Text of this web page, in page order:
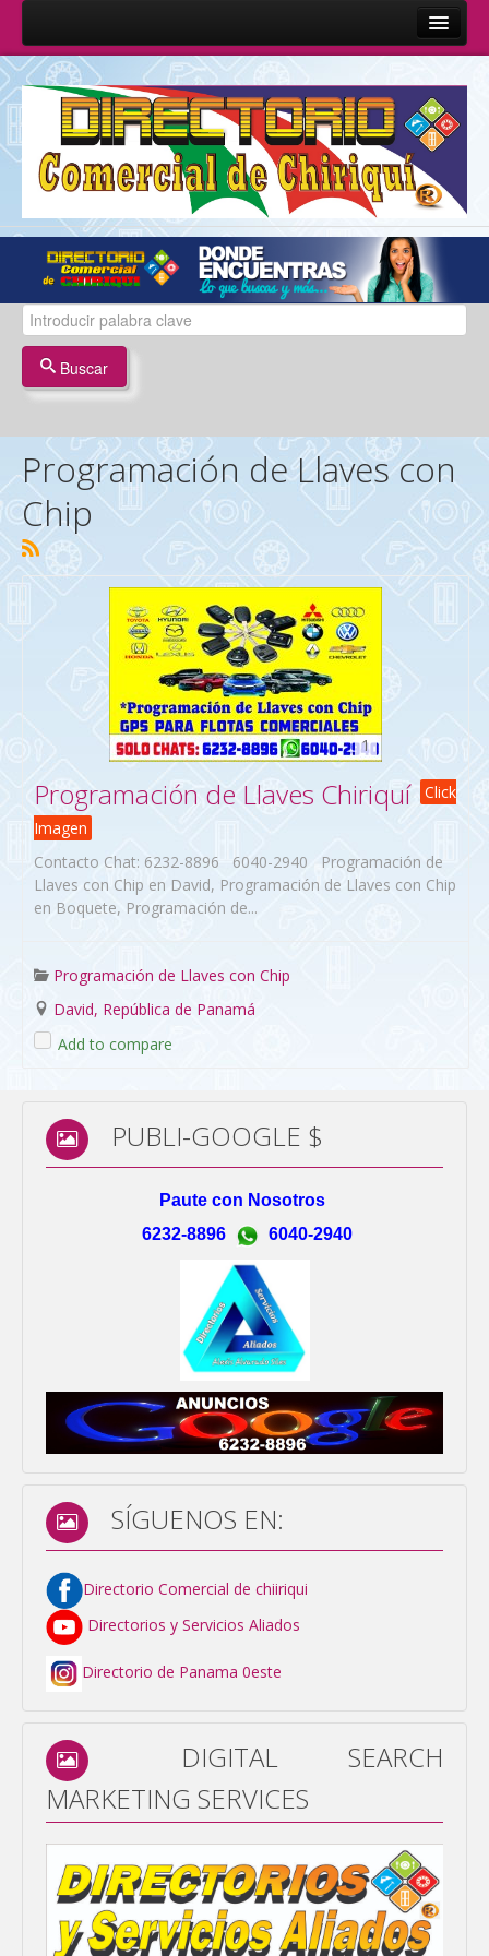
Inicio
Sobre Nosotros
Quienes Somos
Misión y Visión
Términos y Condiciones
Contáctenos
Buscar
Programación de Llaves con
Chip
1
Programación de Llaves Chiriquí
Click
Imagen
Contacto Chat: 6232-8896 6040-2940 Programación de
Llaves con Chip en David, Programación de Llaves con Chip
en Boquete, Programación de...
Programación de Llaves con Chip
David, República de Panamá
Add to compare
PUBLI-GOOGLE $
Paute con Nosotros
6232-8896
6040-2940
SÍGUENOS EN:
Directorio Comercial de chiiriqui
Directorios y Servicios Aliados
Directorio de Panama 0este
DIGITAL SEARCH
MARKETING SERVICES